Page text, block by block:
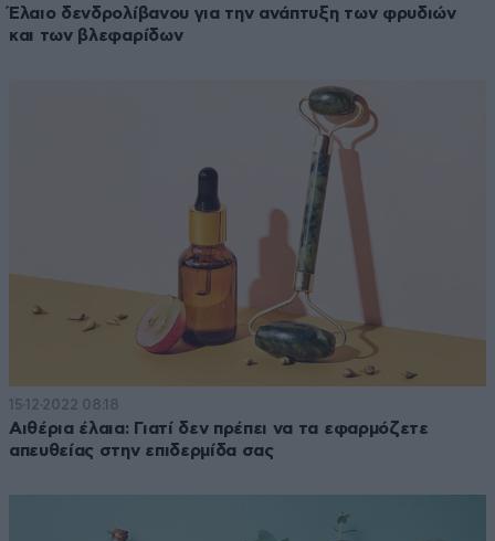
Έλαιο δενδρολίβανου για την ανάπτυξη των φρυδιών
και των βλεφαρίδων
15·12·2022 08:18
Αιθέρια έλαια: Γιατί δεν πρέπει να τα εφαρμόζετε
απευθείας στην επιδερμίδα σας